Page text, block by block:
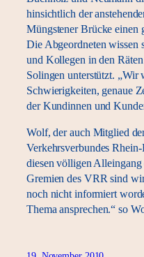
hinsichtlich der
Müngstener Brücke einen
Die Abgeordneten wissen
und Kollegen in den
Solingen unterstützt. „Wir
Schwierigkeiten, genaue
der Kundinnen und
Wolf, der auch Mitglied
Verkehrsverbundes
diesen völligen
Gremien des VRR sind
noch nicht informiert
Thema ansprechen.“ so